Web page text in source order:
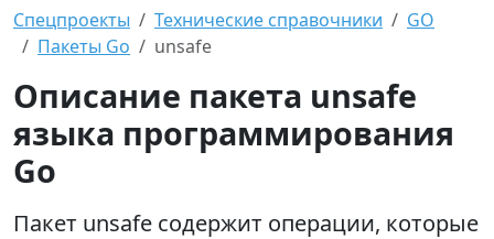
Спецпроекты Технические справочники
GO
Пакеты Go
unsafe
Описание пакета unsafe
языка программирования
Go
Пакет unsafe содержит операции, которые